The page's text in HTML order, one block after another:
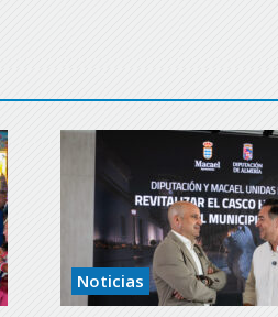
de
Noticias